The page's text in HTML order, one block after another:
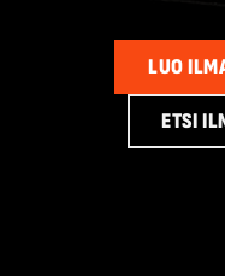
LUO
ETSI